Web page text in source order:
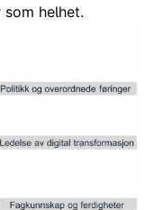
helhet.